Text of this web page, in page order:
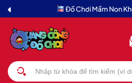
Đồ Chơi Mầm Non